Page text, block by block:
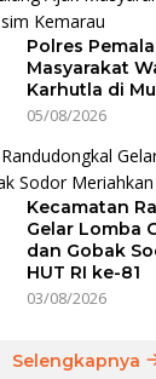
Polres
Masyarakat
Karhutla di
05/08/2026
Kecamatan
Gelar Lomba
dan Gobak
HUT RI ke-81
03/08/2026
Selengkapnya